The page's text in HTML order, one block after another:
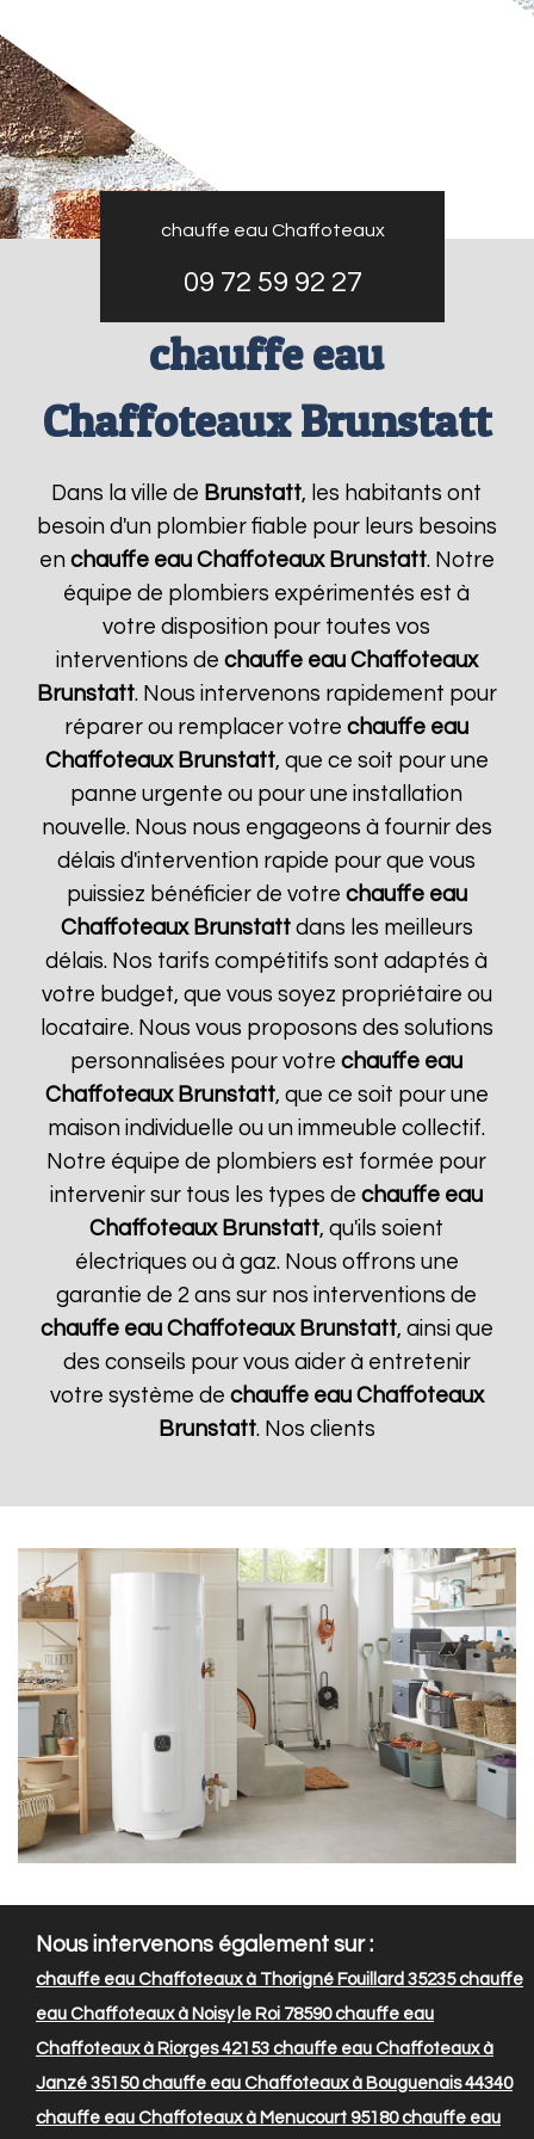
chauffe eau Chaffoteaux
09 72 59 92 27
chauffe eau
Chaffoteaux Brunstatt
Dans la ville de Brunstatt, les habitants ont
besoin d'un plombier fiable pour leurs besoins
en chauffe eau Chaffoteaux Brunstatt. Notre
équipe de plombiers expérimentés est à
votre disposition pour toutes vos
interventions de chauffe eau Chaffoteaux
Brunstatt. Nous intervenons rapidement pour
réparer ou remplacer votrechauffe eau
Chaffoteaux Brunstatt, que ce soit pour une
panne urgente ou pour une installation
nouvelle. Nous nous engageons à fournir des
délais d'intervention rapide pour que vous
puissiez bénéficier de votre chauffe eau
Chaffoteaux Brunstattdans les meilleurs
délais. Nos tarifs compétitifs sont adaptés à
votre budget, que vous soyez propriétaire ou
locataire. Nous vous proposons des solutions
personnalisées pour votrechauffe eau
Chaffoteaux Brunstatt, que ce soit pour une
maison individuelle ou un immeuble collectif.
Notre équipe de plombiers est formée pour
intervenir sur tous les types dechauffe eau
Chaffoteaux Brunstatt, qu'ils soient
électriques ou à gaz. Nous offrons une
garantie de 2 ans sur nos interventions de
chauffe eau Chaffoteaux Brunstatt, ainsi que
des conseils pour vous aider à entretenir
votre système de chauffe eau Chaffoteaux
Brunstatt. Nos clients
Nous intervenons également sur :
chauffe eau Chaffoteaux à Thorigné Fouillard 35235chauffe
eau Chaffoteaux à Noisy le Roi 78590chauffe eau
Chaffoteaux à Riorges 42153 chauffe eau Chaffoteaux à
Janzé 35150chauffe eau Chaffoteaux à Bouguenais 44340
chauffe eau Chaffoteaux à Menucourt 95180chauffe eau